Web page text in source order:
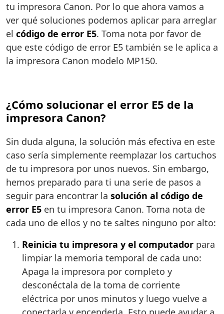
tu impresora Canon. Por lo que ahora vamos a
ver qué soluciones podemos aplicar para arreglar
el código de error E5. Toma nota por favor de
que este código de error E5 también se le aplica a
la impresora Canon modelo MP150.
¿Cómo solucionar el error E5 de la
impresora Canon?
Sin duda alguna, la solución más efectiva en este
caso sería simplemente reemplazar los cartuchos
de tu impresora por unos nuevos. Sin embargo,
hemos preparado para ti una serie de pasos a
seguir para encontrar la solución al código de
error E5 en tu impresora Canon. Toma nota de
cada uno de ellos y no te saltes ninguno por alto:
Reinicia tu impresora y el computador para
limpiar la memoria temporal de cada uno:
Apaga la impresora por completo y
desconéctala de la toma de corriente
eléctrica por unos minutos y luego vuelve a